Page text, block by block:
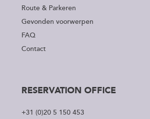
Route & Parkeren
Gevonden voorwerpen
FAQ
Contact
RESERVATION OFFICE
+31 (0)20 5 150 453